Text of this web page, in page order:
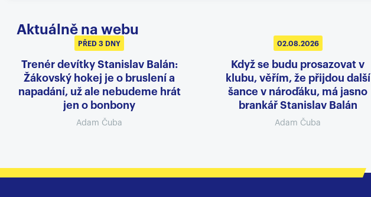
Aktuálně na webu
PŘED 3 DNY
Trenér devítky Stanislav Balán:
Žákovský hokej je o bruslení a
napadání, už ale nebudeme hrát
jen o bonbony
Adam Čuba
02.08.2026
Když se budu prosazovat v
klubu, věřím, že přijdou další
šance v nároďáku, má jasno
brankář Stanislav Balán
Adam Čuba